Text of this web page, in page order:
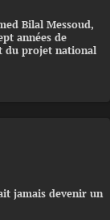
Bilal Messoud,
années de
du projet national
jamais devenir un